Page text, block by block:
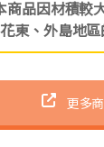
商品因材積較
東、外島地
更多